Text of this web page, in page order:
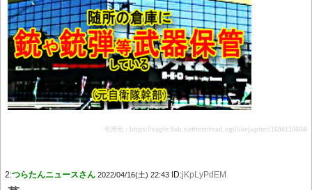
引用元：https://eagle.5ch.net/test/read.cgi/livejupiter/1650116604/
2:つらたんニュースさん 2022/04/16(土) 22:43 ID:jKpLyPdEM